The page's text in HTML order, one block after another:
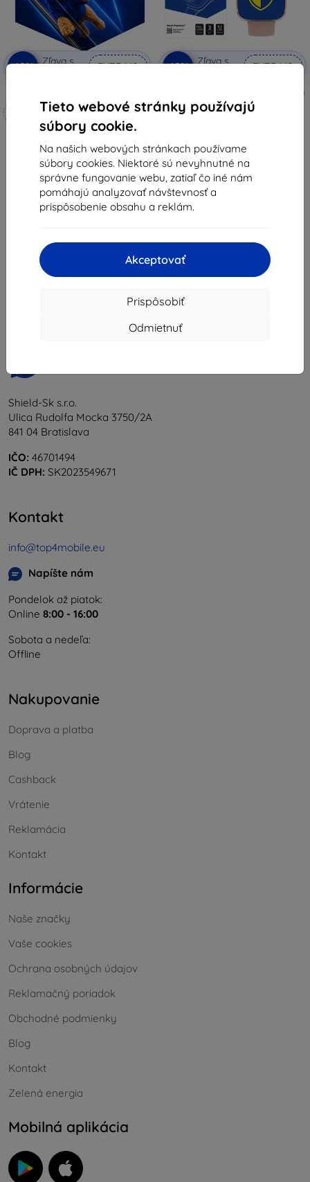
Tieto webové stránky používajú
súbory cookie.
Na našich webových stránkach používame
súbory cookies. Niektoré sú nevyhnutné na
správne fungovanie webu, zatiaľ čo iné nám
pomáhajú analyzovať návštevnosť a
prispôsobenie obsahu a reklám.
Akceptovať
Prispôsobiť
Odmietnuť
-10%
Zľava s
EXTRA10
Vyrobené na mieru
17,90 €
16,11 €
Na sklade 4 ks
-10%
Zľava s
EXTRA10
3MK Folia ARC ochranná fólia na
obrazovku Armodd Squarz 11
Fullscreen (5903108521727)
8,02 €
Na sklade > 5 ks
z celkom
Shield-Sk s.r.o.
Ulica Rudolfa Mocka 3750/2A
841 04 Bratislava
IČO: 46701494
IČ DPH: SK2023549671
Kontakt
info@top4mobile.eu
Napíšte nám
Pondelok až piatok:
Online 8:00 - 16:00
Sobota a nedeľa:
Offline
Nakupovanie
Doprava a platba
Blog
Cashback
Vrátenie
Reklamácia
Kontakt
Informácie
Naše značky
Vaše cookies
Ochrana osobných údajov
Reklamačný poriadok
Obchodné podmienky
Blog
Kontakt
Zelená energia
Mobilná aplikácia